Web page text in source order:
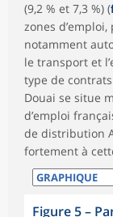
(9,2 % et 7,3 %) (
zones
notamment
le transport et
type de
Douai se situe
d’emploi
de distribution
fortement à
Figure 5–